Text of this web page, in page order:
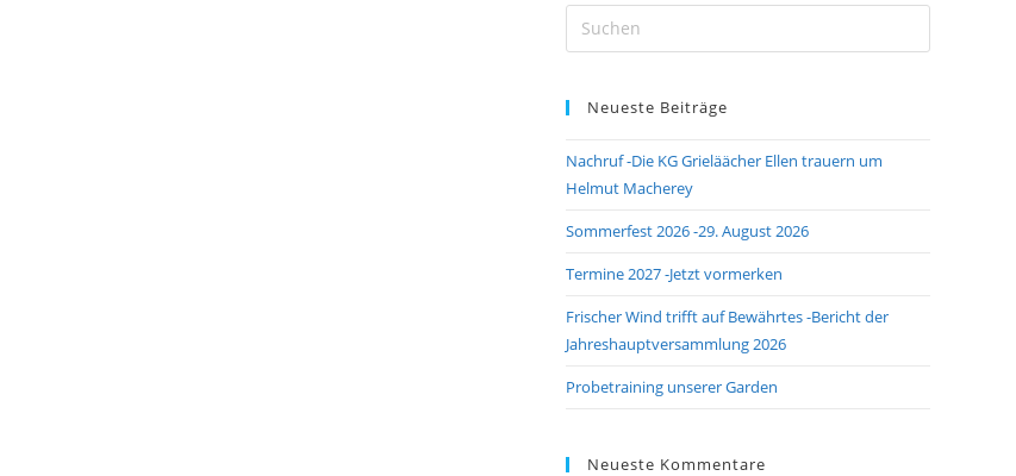
Escape
Neueste Beiträge
Nachruf -Die KG Grieläächer Ellen trauern um
Helmut Macherey
Sommerfest 2026 -29. August 2026
Termine 2027 -Jetzt vormerken
Frischer Wind trifft auf Bewährtes -Bericht der
Jahreshauptversammlung 2026
Probetraining unserer Garden
Neueste Kommentare